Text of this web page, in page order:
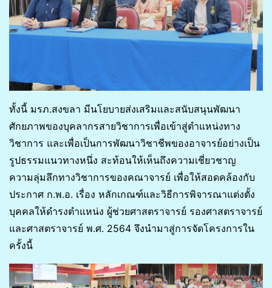
ทั้งนี้ มรภ.สงขลา มีนโยบายส่งเสริมและสนับสนุนพัฒนา
ศักยภาพของบุคลากรสายวิชาการเพื่อเข้าสู่ตำแหน่งทาง
วิชาการ และเพื่อเป็นการพัฒนาวิชาชีพของอาจารย์อย่างเป็น
รูปธรรมแนวทางหนึ่ง สะท้อนให้เห็นถึงความเชี่ยวชาญ
ความลุ่มลึกทางวิชาการของคณาจารย์ เพื่อให้สอดคล้องกับ
ประกาศ ก.พ.อ. เรื่อง หลักเกณฑ์และวิธีการพิจารณาแต่งตั้ง
บุคคลให้ดำรงตำแหน่ง ผู้ช่วยศาสตราจารย์ รองศาสตราจารย์
และศาสตราจารย์ พ.ศ. 2564 จึงนำมาสู่การจัดโครงการใน
ครั้งนี้